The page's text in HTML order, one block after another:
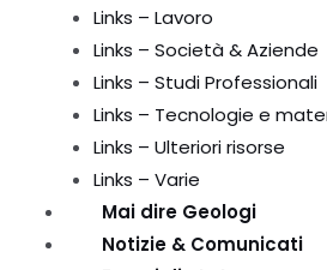
Links – Lavoro
Links – Società & Aziende
Links – Studi Professionali
Links – Tecnologie e
Links – Ulteriori risorse
Links – Varie
Mai dire Geologi
Notizie & Comunicati